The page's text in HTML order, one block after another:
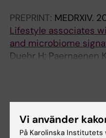
PREPRINT: MEDRXIV.
Lifestyle associates
and microbiome
Duehr H; Paernaenen
P; Pershagen G;
Redigera din profil
Vi använder
På Karolinska